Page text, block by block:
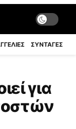
ΣΥΝΤΑΓΈΣ
για